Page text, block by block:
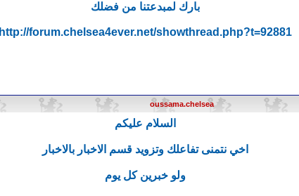
بارك لمبدعتنا من فضلك
http://forum.chelsea4ever.net/showthread.php?t=92881
oussama.chelsea
السلام عليكم
اخي نتمنى تفاعلك وتزويد قسم الاخبار بالاخبار
ولو خبرين كل يوم